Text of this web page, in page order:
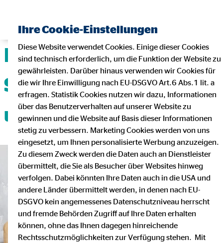
Deine Karriere mit
Sicherheit, Flexibilität
und Teamgeist!
Ihre Cookie-Einstellungen
Diese Website verwendet Cookies. Einige dieser Cookies
sind technisch erforderlich, um die Funktion der Website zu
gewährleisten. Darüber hinaus verwenden wir Cookies für
die wir Ihre Einwilligung nach EU-DSGVO Art.6 Abs.1 lit. a
erfragen. Statistik Cookies nutzen wir dazu, Informationen
über das Benutzerverhalten auf unserer Website zu
gewinnen und die Website auf Basis dieser Informationen
stetig zu verbessern. Marketing Cookies werden von uns
eingesetzt, um Ihnen personalisierte Werbung anzuzeigen.
Zu diesem Zweck werden die Daten auch an Dienstleister
übermittelt, die Sie als Besucher über Websites hinweg
verfolgen. Dabei könnten Ihre Daten auch in die USA und
andere Länder übermittelt werden, in denen nach EU-
DSGVO kein angemessenes Datenschutzniveau herrscht
und fremde Behörden Zugriff auf Ihre Daten erhalten
können, ohne das Ihnen dagegen hinreichende
Rechtsschutzmöglichkeiten zur Verfügung stehen. Mit